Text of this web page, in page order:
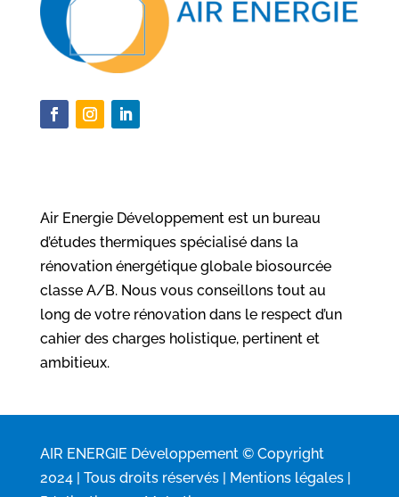
Air Energie Développement est un bureau
d’études thermiques spécialisé dans la
rénovation énergétique globale biosourcée
classe A/B. Nous vous conseillons tout au
long de votre rénovation dans le respect d’un
cahier des charges holistique, pertinent et
ambitieux.
AIR ENERGIE Développement © Copyright
2024 | Tous droits réservés | Mentions légales|